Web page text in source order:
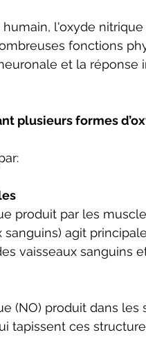
humain, l'oxyde
fonctions
et la réponse
plusieurs formes
produit par les
sanguins) agit
vaisseaux sanguins
(NO) produit dans
tapissent ces